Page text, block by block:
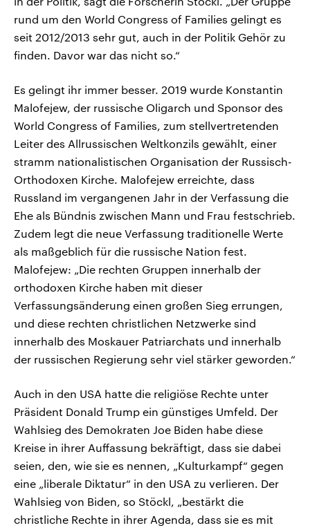
rund um den World Congress of Families gelingt es
seit 2012/2013 sehr gut, auch in der Politik Gehör zu
finden. Davor war das nicht so.“
Es gelingt ihr immer besser. 2019 wurde Konstantin
Malofejew, der russische Oligarch und Sponsor des
World Congress of Families, zum stellvertretenden
Leiter des Allrussischen Weltkonzils gewählt, einer
stramm nationalistischen Organisation der Russisch-
Orthodoxen Kirche. Malofejew erreichte, dass
Russland im vergangenen Jahr in der Verfassung die
Ehe als Bündnis zwischen Mann und Frau festschrieb.
Zudem legt die neue Verfassung traditionelle Werte
als maßgeblich für die russische Nation fest.
Malofejew: „Die rechten Gruppen innerhalb der
orthodoxen Kirche haben mit dieser
Verfassungsänderung einen großen Sieg errungen,
und diese rechten christlichen Netzwerke sind
innerhalb des Moskauer Patriarchats und innerhalb
der russischen Regierung sehr viel stärker geworden.“
Auch in den USA hatte die religiöse Rechte unter
Präsident Donald Trump ein günstiges Umfeld. Der
Wahlsieg des Demokraten Joe Biden habe diese
Kreise in ihrer Auffassung bekräftigt, dass sie dabei
seien, den, wie sie es nennen, „Kulturkampf“ gegen
eine „liberale Diktatur“ in den USA zu verlieren. Der
Wahlsieg von Biden, so Stöckl, „bestärkt die
christliche Rechte in ihrer Agenda, dass sie es mit